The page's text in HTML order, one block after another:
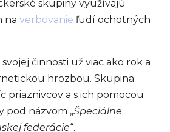
skupiny využívajú
na verbovanie ľudí ochotných
svojej činnosti už viac ako rok a
hrozbou. Skupina
priaznivcov a s ich pomocou
pod názvom „Špeciálne
federácie“.